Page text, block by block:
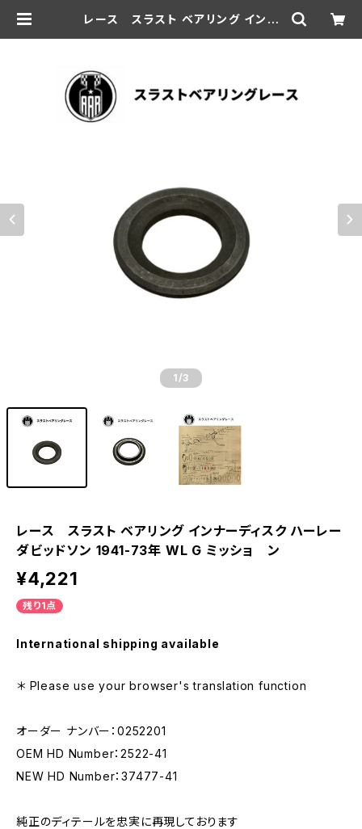
レース スラスト ベアリング インナ
1 /3
レース スラスト ベアリング インナーディスク ハーレー
ダビッドソン 1941-73年 WL G ミッショ ン
¥4,221
残り1点
International shipping available
＊ Please use your browser's translation function
オーダー ナンバー：0252201
OEM HD Number：2522-41
NEW HD Number：37477-41
純正のディテールを忠実に再現しております